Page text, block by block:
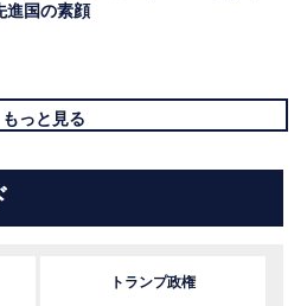
進国の素顔
もっと見る
トランプ政権